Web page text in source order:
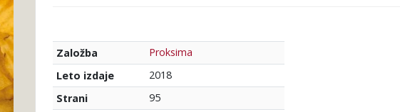
Založba
Proksima
Leto izdaje
2018
Strani
95